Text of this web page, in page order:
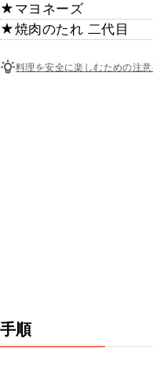
★マヨネーズ
★焼肉のたれ 二代目
料理を安全に楽しむための注
手順